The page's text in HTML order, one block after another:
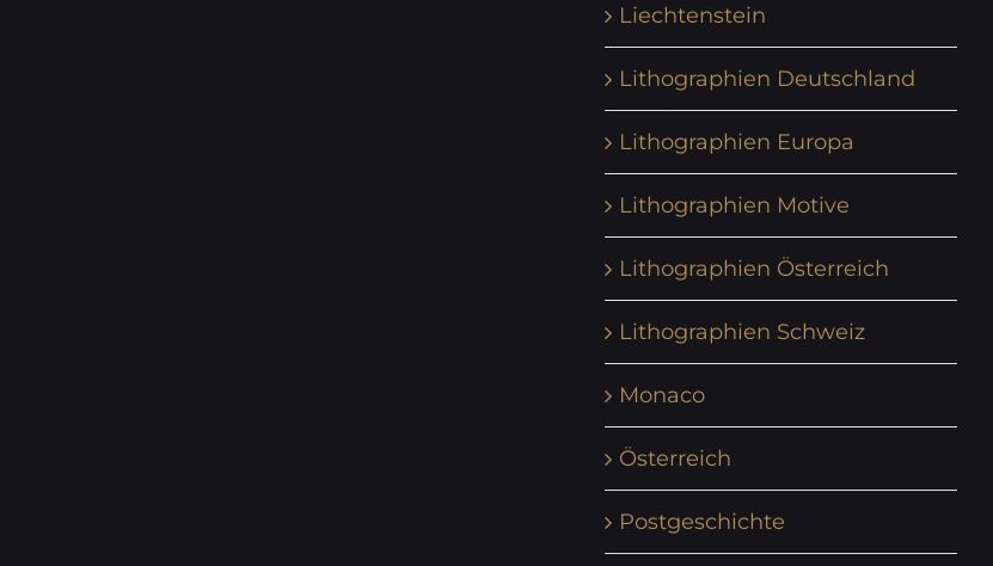
Liechtenstein
Lithographien Deutschland
Lithographien Europa
Lithographien Motive
Lithographien Österreich
Lithographien Schweiz
Monaco
Österreich
Postgeschichte